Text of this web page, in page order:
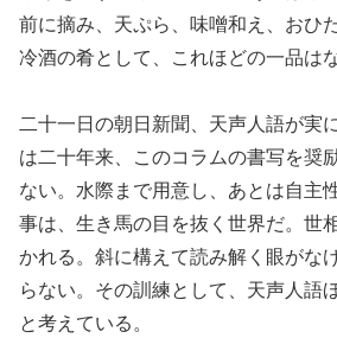
前に摘み、天ぷら、味噌和え、おひ
冷酒の肴として、これほどの一品はな
二十一日の朝日新聞、天声人語が実
は二十年来、このコラムの書写を奨
ない。水際まで用意し、あとは自主
事は、生き馬の目を抜く世界だ。世
かれる。斜に構えて読み解く眼がな
らない。その訓練として、天声人語
と考えている。